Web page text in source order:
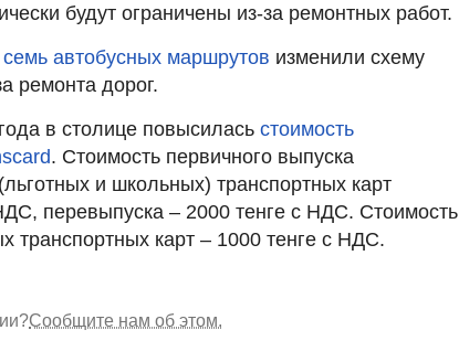
будут ограничены из-за ремонтных работ.
семь автобусных маршрутов изменили схему
ремонта дорог.
в столице повысилась стоимость
. Стоимость первичного выпуска
и школьных) транспортных карт
перевыпуска – 2000 тенге с НДС. Стоимость
транспортных карт – 1000 тенге с НДС.
Сообщите нам об этом.